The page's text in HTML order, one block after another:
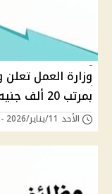
وزارة العمل
بمرتب 20 ألف جنيه
الأحد 11/يناير/2026 - 06:00 ص